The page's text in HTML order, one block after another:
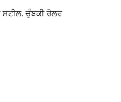
ਚੁੰਬਕੀ ਰੋਲਰ